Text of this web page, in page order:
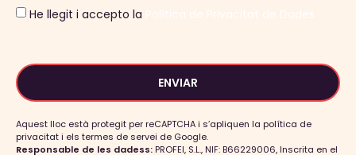
He llegit i accepto la
ENVIAR
Aquest lloc està protegit per reCAPTCHA i s’apliquen la política de
privacitat i els termes de servei de Google.
Responsable de les dadess: PROFEI, S.L., NIF: B66229006, Inscrita en el